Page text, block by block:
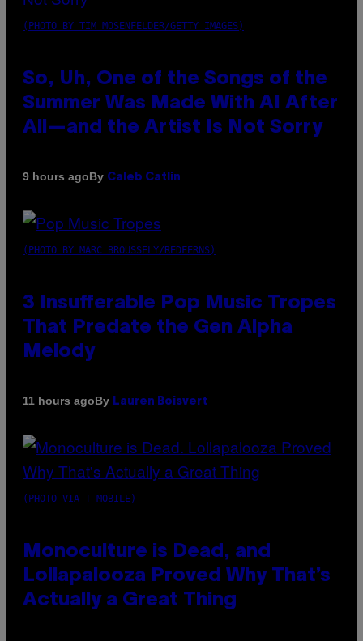
(PHOTO BY TIM MOSENFELDER/GETTY IMAGES)
So, Uh, One of the Songs of the
Summer Was Made With AI After
All—and the Artist Is Not Sorry
9 hours agoBy Caleb Catlin
(PHOTO BY MARC BROUSSELY/REDFERNS)
3 Insufferable Pop Music Tropes
That Predate the Gen Alpha
Melody
11 hours agoBy Lauren Boisvert
(PHOTO VIA T-MOBILE)
Monoculture is Dead, and
Lollapalooza Proved Why That’s
Actually a Great Thing